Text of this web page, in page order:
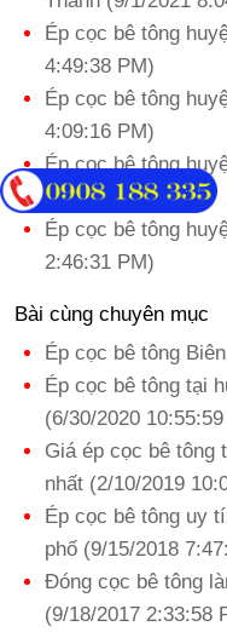
Ép cọc bê tông
4:49:38 PM)
Ép cọc bê tông
4:09:16 PM)
Ép cọc bê tông
5:45:57 PM)
Ép cọc bê tông
2:46:31 PM)
Bài cùng chuyên mục
Ép cọc bê tông
Ép cọc bê tông tại
(6/30/2020
Giá ép cọc bê tông
nhất (2/10/2019
Ép cọc bê tông uy
phố (9/15/2018
Đóng cọc bê tông
(9/18/2017 2:33:58